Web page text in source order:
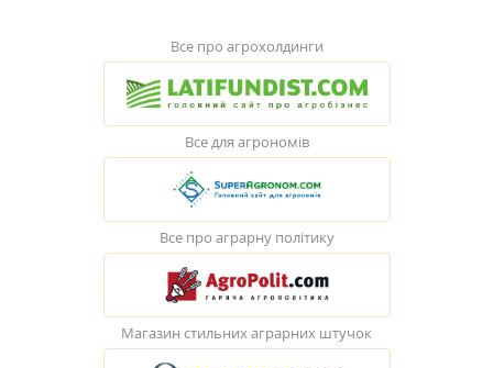
Все про агрохолдинги
Все для агрономів
Все про аграрну політику
Магазин стильних аграрних штучок